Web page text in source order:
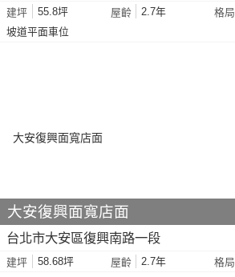
建坪 55.8坪 屋齡 2.7年 格局
坡道平面車位
大安復興面寬店面
台北市大安區復興南路一段
建坪 58.68坪 屋齡 2.7年 格局